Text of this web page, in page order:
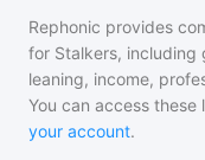
Rephonic provides
for Stalkers, including
leaning, income,
You can access
your account.